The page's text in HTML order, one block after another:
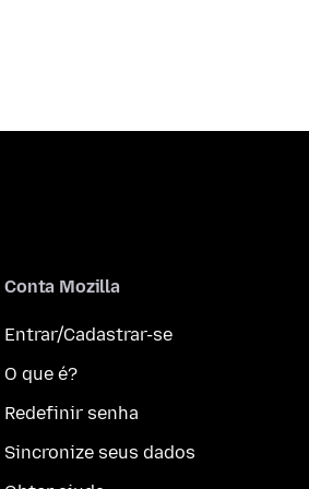
Conta Mozilla
Entrar/Cadastrar-se
O que é?
Redefinir senha
Sincronize seus dados